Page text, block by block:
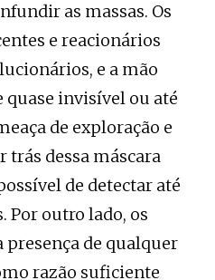
as massas. Os
e reacionários
e a mão
invisível ou até
de exploração e
trás dessa máscara
de detectar até
Por outro lado, os
de qualquer
razão suficiente